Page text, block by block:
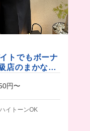
トでもボーナ
店のまかない
円〜
イトーンOK